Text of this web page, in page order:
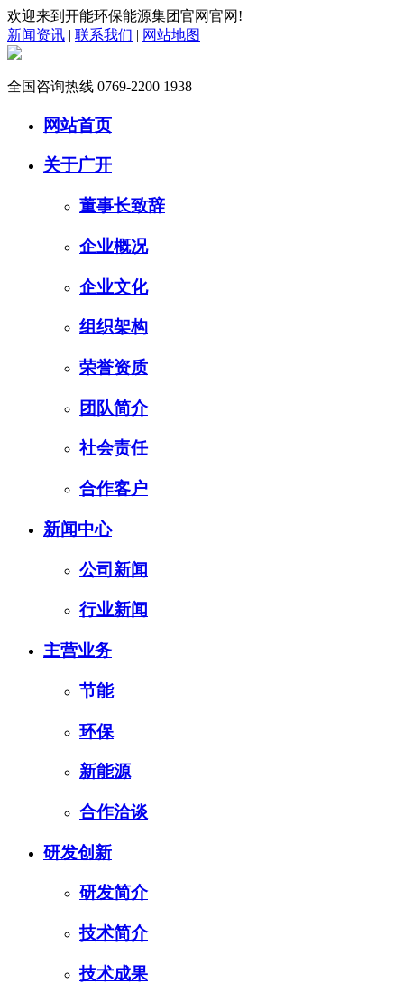
欢迎来到开能环保能源集团官网官网!
新闻资讯 | 联系我们 | 网站地图
全国咨询热线 0769-2200 1938
网站首页
关于广开
董事长致辞
企业概况
企业文化
组织架构
荣誉资质
团队简介
社会责任
合作客户
新闻中心
公司新闻
行业新闻
主营业务
节能
环保
新能源
合作洽谈
研发创新
研发简介
技术简介
技术成果